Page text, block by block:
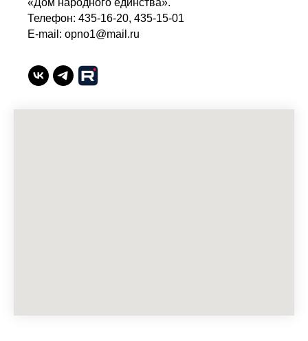
«Дом народного единства».
Телефон: 435-16-20, 435-15-01
E-mail: opno1@mail.ru